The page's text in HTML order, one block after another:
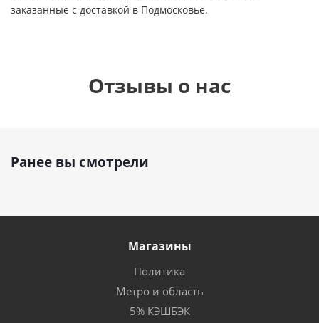
заказанные с доставкой в Подмосковье.
Отзывы о нас
Ранее вы смотрели
Магазины
Политика
Метро и область
5% КЭШБЭК